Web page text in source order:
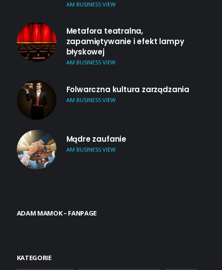
AM BUSINESS VIEW
Metafora teatralna,
zapamiętywanie i efekt lampy
błyskowej
AM BUSINESS VIEW
Folwarczna kultura zarządzania
AM BUSINESS VIEW
Mądre zaufanie
AM BUSINESS VIEW
ADAM MAMOK – FANPAGE
KATEGORIE